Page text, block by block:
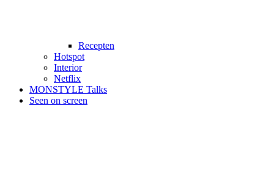
Recepten
Hotspot
Interior
Netflix
MONSTYLE Talks
Seen on screen